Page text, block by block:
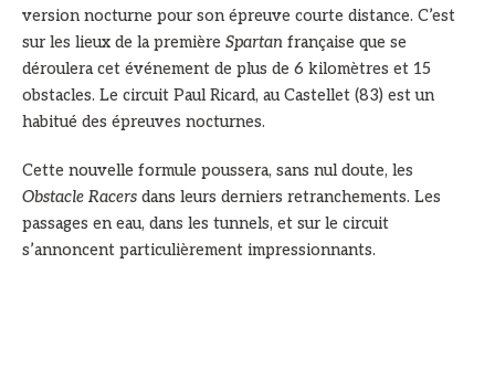
version nocturne pour son épreuve courte distance. C’est
sur les lieux de la première Spartan française que se
déroulera cet événement de plus de 6 kilomètres et 15
obstacles. Le circuit Paul Ricard, au Castellet (83) est un
habitué des épreuves nocturnes.
Cette nouvelle formule poussera, sans nul doute, les
Obstacle Racers dans leurs derniers retranchements. Les
passages en eau, dans les tunnels, et sur le circuit
s’annoncent particulièrement impressionnants.